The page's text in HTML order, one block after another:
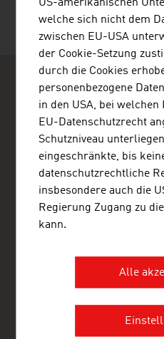
Letzte Änderung : 26.01.2026
ADVANTAGE AUSTRIA Bukarest
Österreichisches
Logofat Luca Stroici 15
Rumänien
+40 372 068 900
www.advantageaustria.org/ro
US-amerikanischen
welche sich nicht dem
zwischen EU-USA
der Cookie-Setzung
durch die Cookies
personenbezogene
in den USA, bei
EU-Datenschutzrecht
Schutzniveau
eingeschränkte, bis
datenschutzrechtliche
insbesondere auch die
Regierung Zugang zu
kann.
Alle